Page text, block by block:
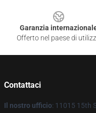
Garanzia
Offerto nel paese di
Contattaci
Il nostro ufficio: 11015 15th